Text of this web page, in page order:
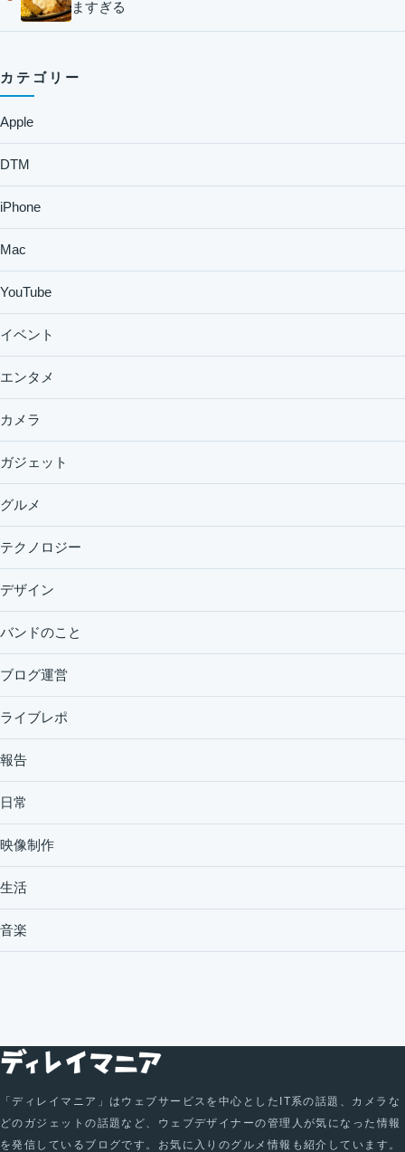
ますぎる
カテゴリー
Apple
DTM
iPhone
Mac
YouTube
イベント
エンタメ
カメラ
ガジェット
グルメ
テクノロジー
デザイン
バンドのこと
ブログ運営
ライブレポ
報告
日常
映像制作
生活
音楽
「ディレイマニア」はウェブサービスを中心としたIT系の話題、カメラな
どのガジェットの話題など、ウェブデザイナーの管理人が気になった情報
を発信しているブログです。お気に入りのグルメ情報も紹介しています。